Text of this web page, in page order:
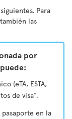
Para
las
por
(eTA, ESTA,
de visa".
en la